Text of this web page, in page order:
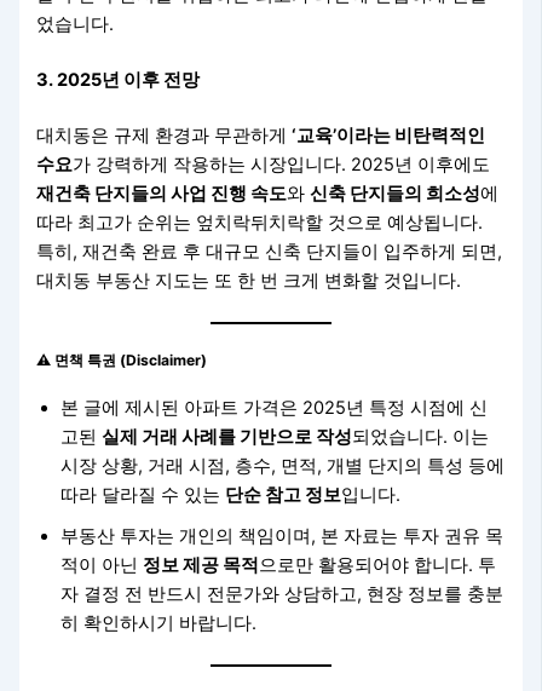
었습니다.
3. 2025년 이후 전망
대치동은 규제 환경과 무관하게‘교육’이라는 비탄력적인
수요가 강력하게 작용하는 시장입니다. 2025년 이후에도
재건축 단지들의 사업 진행 속도와신축 단지들의 희소성에
따라 최고가 순위는 엎치락뒤치락할 것으로 예상됩니다.
특히, 재건축 완료 후 대규모 신축 단지들이 입주하게 되면,
대치동 부동산 지도는 또 한 번 크게 변화할 것입니다.
⚠️ 면책 특권 (Disclaimer)
본 글에 제시된 아파트 가격은 2025년 특정 시점에 신
고된실제 거래 사례를 기반으로 작성되었습니다. 이는
시장 상황, 거래 시점, 층수, 면적, 개별 단지의 특성 등에
따라 달라질 수 있는 단순 참고 정보입니다.
부동산 투자는 개인의 책임이며, 본 자료는 투자 권유 목
적이 아닌 정보 제공 목적으로만 활용되어야 합니다. 투
자 결정 전 반드시 전문가와 상담하고, 현장 정보를 충분
히 확인하시기 바랍니다.